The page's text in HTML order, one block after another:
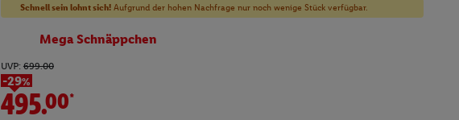
Schnell sein lohnt sich!Aufgrund der hohen Nachfrage nur noch wenige Stück verfügbar.
Mega Schnäppchen
UVP: 699.00
-29%
495.00*